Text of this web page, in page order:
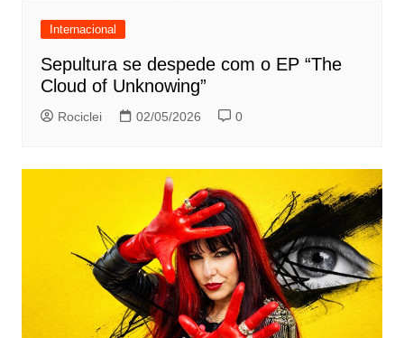
Internacional
Sepultura se despede com o EP “The
Cloud of Unknowing”
Rociclei 02/05/2026 0